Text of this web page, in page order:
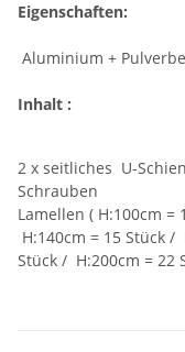
Eigenschaften:
Aluminium +
Inhalt :
2 x seitliches U-
Schrauben
Lamellen ( H:100cm =
H:140cm = 15 Stück
Stück / H:200cm = 22